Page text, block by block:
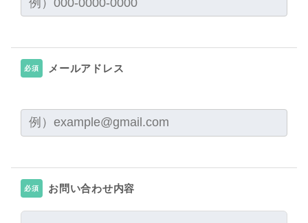
必須 メールアドレス
必須 お問い合わせ内容